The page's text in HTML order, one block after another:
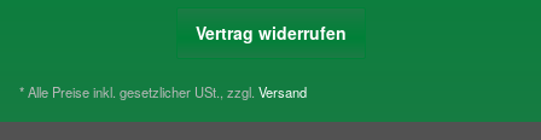
Vertrag widerrufen
* Alle Preise inkl. gesetzlicher USt., zzgl. Versand